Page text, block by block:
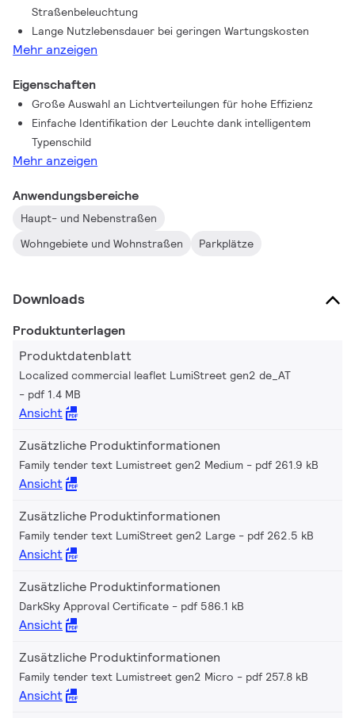
Wartungskosten gewährleisten. Das Ergebnis: Eine
Straßenleuchte, die für eine wirksame Beleuchtung sorgt und
gleichzeitig Einsparungen bei Energie- und Wartungskosten
Budget. Obendrein ermöglicht das Philips Service Tag einfache
Installation und Wartung und die optionale SR-Schnittstelle zur
Anbindung von Sensorik oder Interact City macht die Leuchte
zukunftsfähig.
Straßenbeleuchtung
Lange Nutzlebensdauer bei geringen Wartungskosten
Mehr anzeigen
Eigenschaften
Große Auswahl an Lichtverteilungen für hohe Effizienz
Einfache Identifikation der Leuchte dank intelligentem
Typenschild
Mehr anzeigen
Anwendungsbereiche
Haupt- und Nebenstraßen
Wohngebiete und Wohnstraßen
Parkplätze
Downloads
Produktunterlagen
Produktdatenblatt
Localized commercial leaflet LumiStreet gen2 de_AT
pdf 1.4 MB
Ansicht
Zusätzliche Produktinformationen
Family tender text Lumistreet gen2 Medium pdf 261.9 kB
Ansicht
Zusätzliche Produktinformationen
Family tender text LumiStreet gen2 Large pdf 262.5 kB
Ansicht
Zusätzliche Produktinformationen
DarkSky Approval Certificate pdf 586.1 kB
Ansicht
Zusätzliche Produktinformationen
Family tender text Lumistreet gen2 Micro pdf 257.8 kB
Ansicht